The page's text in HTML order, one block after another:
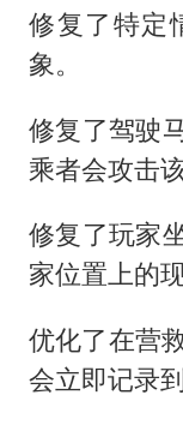
修复了特定
象。
修复了驾驶
乘者会攻击
修复了玩家
家位置上的现
优化了在营
会立即记录